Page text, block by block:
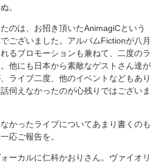
。
のは、お招き頂いたAnimagiCという
ございました。アルバムFictionが八月
るプロモーションも兼ねて、二度のラ
他にも日本から素敵なゲストさん達が
ライブ二度、他のイベントなどもあり
伺えなかったのが心残りではございま
かったライブについてあまり書くのも
応ご報告を。
ーカルに仁科かおりさん。ヴァイオリ